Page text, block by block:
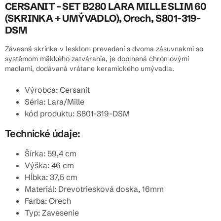
CERSANIT - SET B280 LARA MILLE SLIM 60
(SKRINKA + UMÝVADLO), Orech, S801-319-
DSM
Závesná skrinka v lesklom prevedení s dvoma zásuvnakmi so
systémom mäkkého zatvárania, je doplnená chrómovými
madlami, dodávaná vrátane keramického umývadla.
Výrobca: Cersanit
Séria: Lara/Mille
kód produktu: S801-319-DSM
Technické údaje:
Šírka: 59,4 cm
Výška: 46 cm
Hĺbka: 37,5 cm
Materiál: Drevotriesková doska, 16mm
Farba: Orech
Typ: Zavesenie